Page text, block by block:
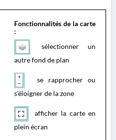
Fonctionnalités de la carte
:
sélectionner un
autre fond de plan
se rapprocher ou
s'éloigner de la zone
afficher la carte en
plein écran